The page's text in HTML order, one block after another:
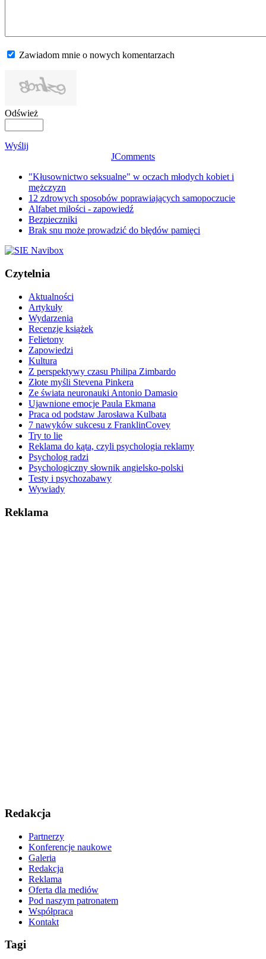
Zawiadom mnie o nowych komentarzach
Odśwież
Wyślij
JComments
"Kłusownictwo seksualne" w oczach młodych kobiet i
mężczyzn
12 zdrowych sposobów poprawiających samopoczucie
Alfabet miłości - zapowiedź
Bezpieczniki
Brak snu może prowadzić do błędów pamięci
Czytelnia
Aktualności
Artykuły
Wydarzenia
Recenzje książek
Felietony
Zapowiedzi
Kultura
Z perspektywy czasu Philipa Zimbardo
Złote myśli Stevena Pinkera
Ze świata neuronauki Antonio Damasio
Ujawnione emocje Paula Ekmana
Praca od podstaw Jarosława Kulbata
7 nawyków sukcesu z FranklinCovey
Try to lie
Reklama do kąta, czyli psychologia reklamy
Psycholog radzi
Psychologiczny słownik angielsko-polski
Testy i psychozabawy
Wywiady
Reklama
Redakcja
Partnerzy
Konferencje naukowe
Galeria
Redakcja
Reklama
Oferta dla mediów
Pod naszym patronatem
Współpraca
Kontakt
Tagi